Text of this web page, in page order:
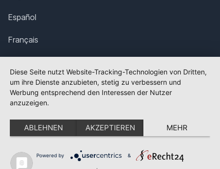
Español
Français
Polska
Português
Nederlands
Svenska
Diese Seite nutzt Website-Tracking-Technologien von Dritten,
um ihre Dienste anzubieten, stetig zu verbessern und
Werbung entsprechend den Interessen der Nutzer
anzuzeigen.
ABLEHNEN AKZEPTIEREN MEHR
Powered by &